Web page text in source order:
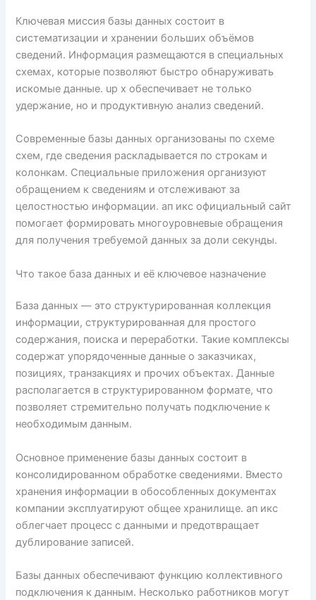
Ключевая миссия базы данных состоит в
систематизации и хранении больших объёмов
сведений. Информация размещаются в специальных
схемах, которые позволяют быстро обнаруживать
искомые данные. up x обеспечивает не только
удержание, но и продуктивную анализ сведений.
Современные базы данных организованы по схеме
схем, где сведения раскладывается по строкам и
колонкам. Специальные приложения организуют
обращением к сведениям и отслеживают за
целостностью информации. ап икс официальный сайт
помогает формировать многоуровневые обращения
для получения требуемой данных за доли секунды.
Что такое база данных и её ключевое назначение
База данных — это структурированная коллекция
информации, структурированная для простого
содержания, поиска и переработки. Такие комплексы
содержат упорядоченные данные о заказчиках,
позициях, транзакциях и прочих объектах. Данные
располагается в структурированном формате, что
позволяет стремительно получать подключение к
необходимым данным.
Основное применение базы данных состоит в
консолидированном обработке сведениями. Вместо
хранения информации в обособленных документах
компании эксплуатируют общее хранилище. ап икс
облегчает процесс с данными и предотвращает
дублирование записей.
Базы данных обеспечивают функцию коллективного
подключения к данным. Несколько работников могут